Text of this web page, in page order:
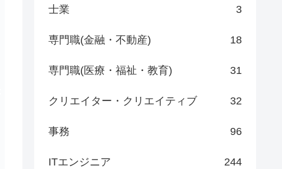
士業 3
専門職(金融・不動産) 18
専門職(医療・福祉・教育) 31
クリエイター・クリエイティブ 32
事務 96
ITエンジニア 244